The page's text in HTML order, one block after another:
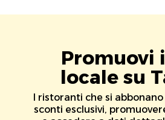
Promuovi
locale su
I ristoranti che si
sconti esclusivi,